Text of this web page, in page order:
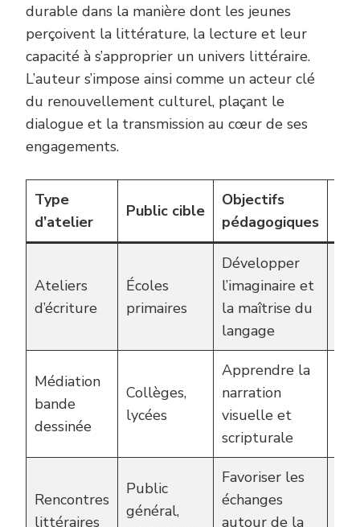
durable dans la manière dont les jeunes
perçoivent la littérature, la lecture et leur
capacité à s’approprier un univers littéraire.
L’auteur s’impose ainsi comme un acteur clé
du renouvellement culturel, plaçant le
dialogue et la transmission au cœur de ses
engagements.
Type
d’atelier
Public cible
Objectifs
pédagogiques
Ateliers
d’écriture
Écoles
primaires
Développer
l’imaginaire et
la maîtrise du
langage
Médiation
bande
dessinée
Collèges,
lycées
Apprendre la
narration
visuelle et
scripturale
Rencontres
littéraires
Public
général,
Favoriser les
échanges
autour de la